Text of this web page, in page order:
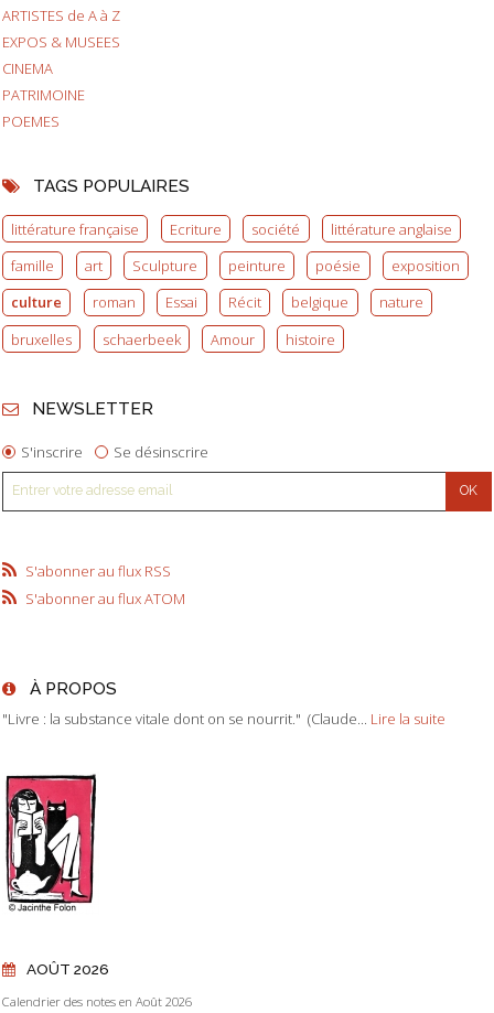
ARTISTES de A à Z
EXPOS & MUSEES
CINEMA
PATRIMOINE
POEMES
TAGS POPULAIRES
littérature française Ecriture société
littérature anglaise
famille
art Sculpture peinture poésie
exposition
culture
roman Essai Récit belgique
nature
bruxelles
schaerbeek Amour histoire
NEWSLETTER
S'inscrire Se désinscrire
S'abonner au flux RSS
S'abonner au flux ATOM
À PROPOS
"Livre : la substance vitale dont on se nourrit." (Claude... Lire la suite
AOÛT 2026
Calendrier des notes en Août 2026